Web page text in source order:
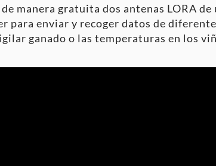
manera gratuita dos antenas LORA de
para enviar y recoger datos de
ganado o las temperaturas en los